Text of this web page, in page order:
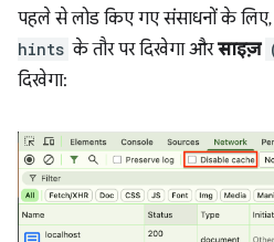
पहले से लोड किए गए संसाधनों के लिए,
hints के तौर पर दिखेगा औरसाइज़
दिखेगा: